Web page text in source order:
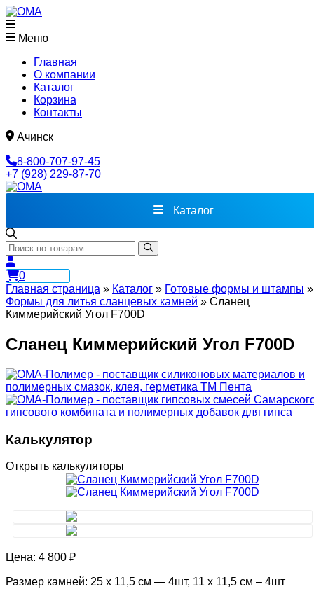
Меню
Главная
О компании
Каталог
Корзина
Контакты
Ачинск
8-800-707-97-45
+7 (928) 229-87-70
Каталог
0
Главная страница » Каталог » Готовые формы и штампы »
Формы для литья сланцевых камней » Сланец
Киммерийский Угол F700D
Сланец Киммерийский Угол F700D
Калькулятор
Открыть калькуляторы
Цена: 4 800 ₽
Размер камней: 25 х 11,5 см — 4шт, 11 х 11,5 см – 4шт